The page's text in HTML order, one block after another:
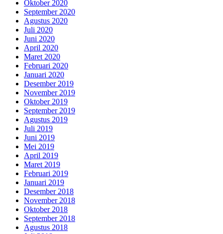
Oktober 2020
September 2020
Agustus 2020
Juli 2020
Juni 2020
April 2020
Maret 2020
Februari 2020
Januari 2020
Desember 2019
November 2019
Oktober 2019
September 2019
Agustus 2019
Juli 2019
Juni 2019
Mei 2019
April 2019
Maret 2019
Februari 2019
Januari 2019
Desember 2018
November 2018
Oktober 2018
September 2018
Agustus 2018